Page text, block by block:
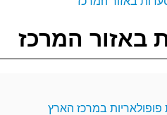
באזור המרכז
במרכז הארץ